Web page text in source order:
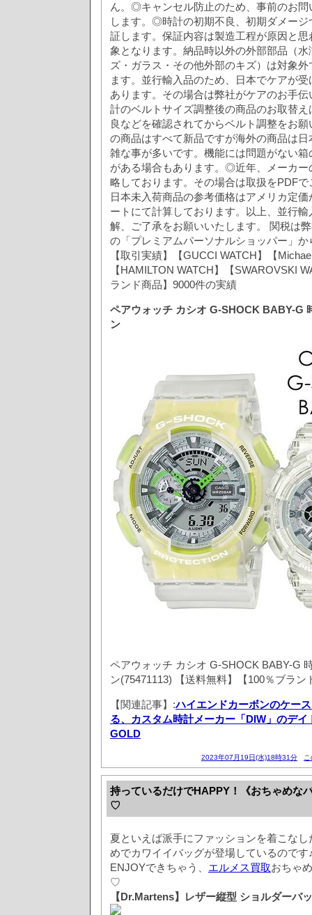
ん。◎キャンセル防止のため、事前のお問
します。◎時計の初期不良、初期ダメージ
証します。保証内容は製造工程が原因と
象となります。納品時以外の外部部品（
ズ・ガラス・その他外部のキズ）は対象
ます。並行輸入品のため、日本でケアが
あります。その場合は弊社がケアのお手
計のベルトサイズ調整後の商品のお取替
良などを確認されてからベルト調整をお
の商品はすべて新品ですが海外の商品は
雑な事が多いです。機能には問題がない
がある場合もあります。◎近年、メーカー
略しております。その場合は取扱をPDF
日本未入荷商品の参考価格はアメリカ定
ートにて計算しております。以上、並行
解、ご了承をお願いいたします。 関税は
の「プレミアムパーソナルショッパー」
【取引実績】【GUCCI WATCH】【
【HAMILTON WATCH】【SWAROVSKI
ランド商品】9000件の実績
ペアウォッチ カシオ G-SHOCK BABY-G
ン
ペアウォッチ カシオ G-SHOCK BABY-G
ン(75471113) 【送料無料】【100％ブラン
【関連記事】:ハイエンドカーボンのケー
る、カスタム時計メーカー「DIW」のデ
GOLD
2023年07月19日(水)18時31分
持っているだけでHAPPY！《おちゃめな
♡
夏といえば派手にファッションを着こな
めでカワイイバッグが登場しているので
ENJOYできちゃう、 エルメス買取おちゃ
♡
【Dr.Martens】レザー縦型 ショルダーバ